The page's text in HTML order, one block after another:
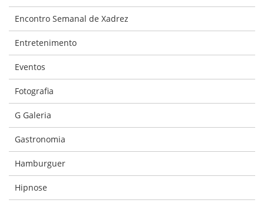
Encontro Semanal de Xadrez
Entretenimento
Eventos
Fotografia
G Galeria
Gastronomia
Hamburguer
Hipnose